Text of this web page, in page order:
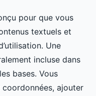
pour que vous
textuels et
Une
incluse dans
bases. Vous
ajouter